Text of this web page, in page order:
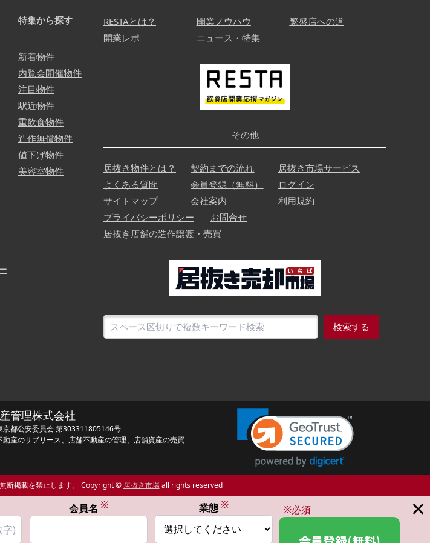
特集から探す
新着物件
内覧会開催物件
注目物件
駅近物件
重飲食物件
造作無償物件
値下げ物件
美容室物件
RESTAとは？ 開業ノウハウ
繁盛店への道
開業レポ
ニュース・特集
その他
居抜き物件とは？ 契約までの流れ
居抜き市場サービス
よくある質問
会員登録（無料）
ログイン
サイトマップ
会社案内
利用規約
プライバシーポリシー
お問合せ
居抜き店舗の造作譲渡・売買
検索する
管理株式会社
京都公安委員会 第303311805146号
産のサブリース、店舗不動産の管理、店舗資産の売買
断掲載を禁止します。 Copyright © 居抜き市場all rights reserved
×
会員名 ※ 業態 ※ ※必須